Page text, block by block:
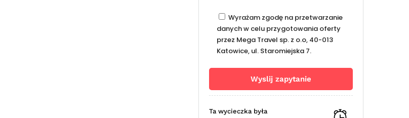
Wyrażam zgodę na przetwarzanie
danych w celu przygotowania oferty
przez Mega Travel sp. z o.o, 40-013
Katowice, ul. Staromiejska 7.
Ta wycieczka była